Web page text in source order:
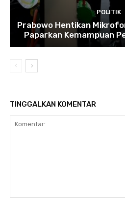
POLITIK
Prabowo Hentikan
Paparkan Kemampuan
TINGGALKAN KOMENTAR